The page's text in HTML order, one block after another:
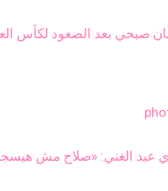
صبحي بعد الصعود لكأس
عبد الغني: «صلاح مش